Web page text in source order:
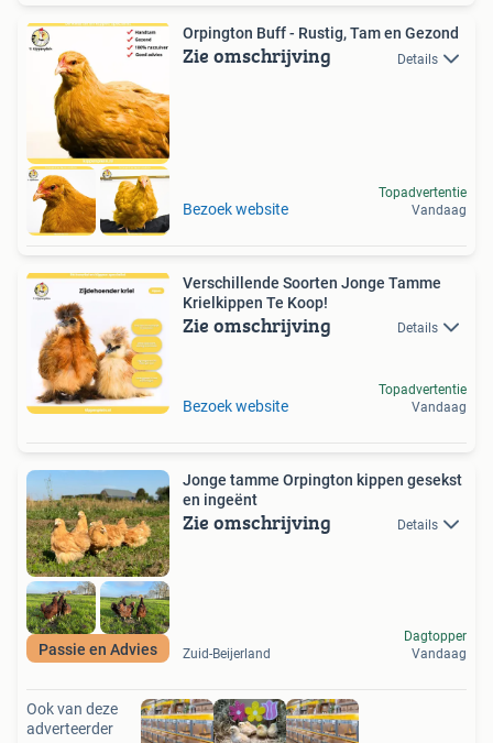
Orpington Buff - Rustig, Tam en Gezond
Zie omschrijving Details
Bezoek website
Topadvertentie
Vandaag
Verschillende Soorten Jonge Tamme
Krielkippen Te Koop!
Zie omschrijving Details
Bezoek website
Topadvertentie
Vandaag
Passie en Advies
Jonge tamme Orpington kippen gesekst
en ingeënt
Zie omschrijving Details
Zuid-Beijerland
Dagtopper
Vandaag
Ook van deze
adverteerder